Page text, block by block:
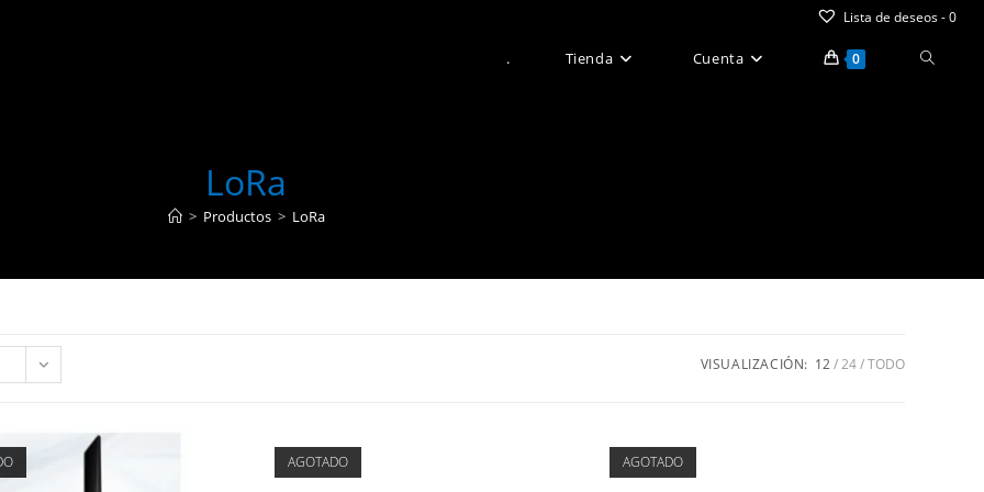
Lista de deseos -0
. Tienda Cuenta 0 Alternar
web
LoRa
> Productos > LoRa
VISUALIZACIÓN: 12 24 TODO
AGOTADO AGOTADO